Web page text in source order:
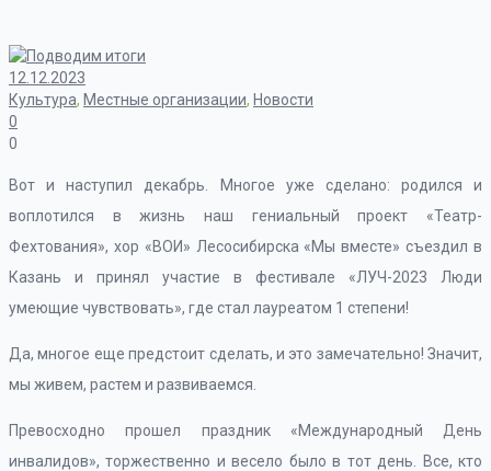
12.12.2023
Культура, Местные организации, Новости
0
0
Вот и наступил декабрь. Многое уже сделано: родился и
воплотился в жизнь наш гениальный проект «Театр-
Фехтования», хор «ВОИ» Лесосибирска «Мы вместе» съездил в
Казань и принял участие в фестивале «ЛУЧ-2023 Люди
умеющие чувствовать», где стал лауреатом 1 степени!
Да, многое еще предстоит сделать, и это замечательно! Значит,
мы живем, растем и развиваемся.
Превосходно прошел праздник «Международный День
инвалидов», торжественно и весело было в тот день. Все, кто